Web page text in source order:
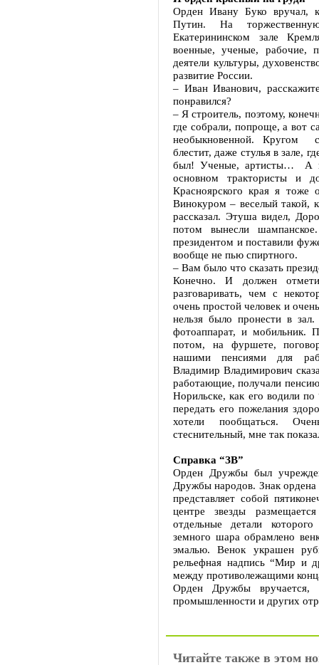
Орден Ивану Буко вручал,
Путин. На
Екатерининском зале
военные, ученые, рабочие,
деятели культуры,
развитие России.
– Иван Иванович,
понравился?
– Я строитель, поэтому,
где собрали, попроще, а вот
необыкновенной. Кругом
блестит, даже стулья в зале,
был! Ученые, артисты… А
основном трактористы
Красноярского края я
Винокуром – веселый такой,
рассказал. Этуша видел,
потом вынесли
президентом и поставили
вообще не пью спиртного.
– Вам было что сказать
Конечно. И должен
разговаривать, чем с
очень простой человек и
нельзя было пронести в
фотоаппарат, и мобильник.
потом, на фуршете,
нашими пенсиями для
Владимир Владимирович
работающие, получали
Норильске, как его водили
передать его пожелания
хотели пообщаться.
стеснительный, мне так
Справка “ЗВ”
Орден Дружбы был
Дружбы народов. Знак ордена
представляет собой
центре звезды
отдельные детали
земного шара обрамлено
эмалью. Венок украшен
рельефная надпись “Мир и
между противолежащими
Орден Дружбы
промышленности и других
Читайте также в этом